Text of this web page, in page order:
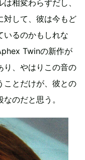
相変わらずだし、
対して、彼は今もど
いるのかもしれな
Twinの新作が
り、やはりこの音の
ことだけが、彼との
のだと思う。